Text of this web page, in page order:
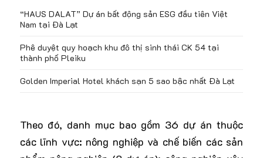
“HAUS DALAT” Dự án bất động sản ESG đầu tiên Việt
Nam tại Đà Lạt
Phê duyệt quy hoạch khu đô thị sinh thái CK 54 tại
thành phố Pleiku
Golden Imperial Hotel khách sạn 5 sao bậc nhất Đà Lạt
Theo đó, danh mục bao gồm 36 dự án thuộc
các lĩnh vực: nông nghiệp và chế biến các sản